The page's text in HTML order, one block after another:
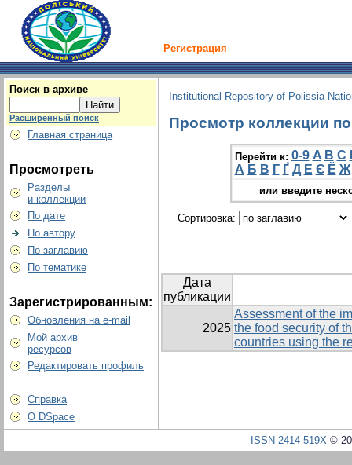
Регистрация
Поиск в архиве
Расширенный поиск
Главная страница
Просмотреть
Разделы
и коллекции
По дате
По автору
По заглавию
По тематике
Зарегистрированным:
Обновления на e-mail
Мой архив
ресурсов
Редактировать профиль
Справка
О DSpace
Institutional Repository of Polissia
Просмотр коллекции
Перейти к: 0-9 A B C
А Б В Г Ґ Д Е Є Ё Ж
или введите
Сортировка:
Дата
публикации
2025
Assessment of the
the food security of
countries using the
ISSN 2414-519X©